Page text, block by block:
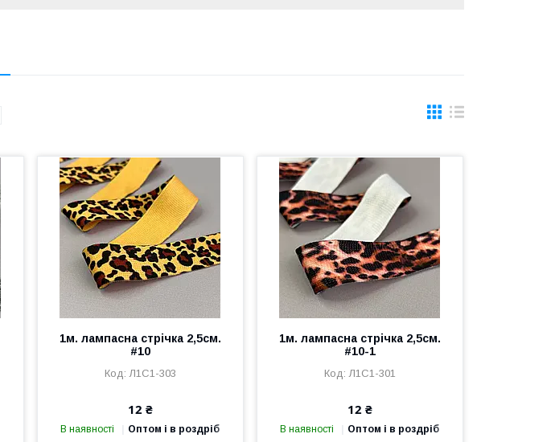
1м. лампасна стрічка 2,5см.
#10
Л1С1-303
12 ₴
В наявності Оптом і в роздріб
1м. лампасна стрічка 2,5см.
#10-1
Л1С1-301
12 ₴
В наявності Оптом і в роздріб